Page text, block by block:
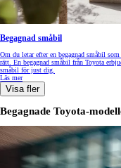
Begagnad småbil
Om du letar efter en begagnad småbil
rätt. En begagnad småbil från Toyota
småbil för just dig.
Läs mer
Visa fler
Begagnade Toyota-